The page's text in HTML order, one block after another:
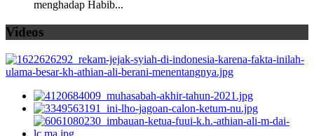
menghadap Habib...
Videos